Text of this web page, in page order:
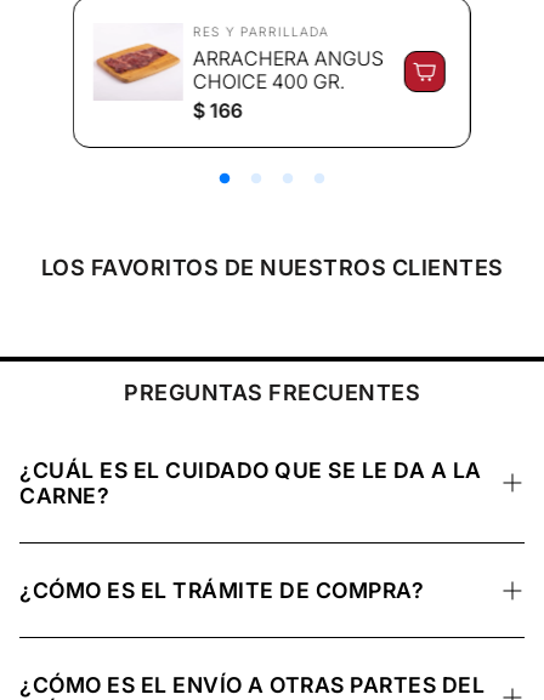
RES Y PARRILLADA
ARRACHERA ANGUS
CHOICE 400 GR.
P
e
e
g
r
$ 166
LOS FAVORITOS DE NUESTROS CLIENTES
PREGUNTAS FRECUENTES
¿CUÁL ES EL CUIDADO QUE SE LE DA A LA
CARNE?
congelada para conservar sus nutrientes, preservar su
refrigeración hasta su entrega.
¿CÓMO ES EL TRÁMITE DE COMPRA?
web, ya sea mediante envío a domicilio o mediante una
¿CÓMO ES EL ENVÍO A OTRAS PARTES DEL